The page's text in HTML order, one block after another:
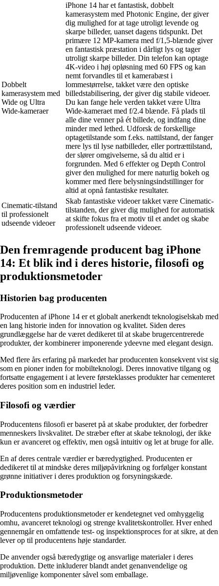
Dobbelt
kamerasystem med
Wide og Ultra
Wide-kameraer
iPhone 14 har et fantastisk, dobbelt
kamerasystem med Photonic Engine, der giver
dig mulighed for at tage utroligt levende og
skarpe billeder, uanset dagens tidspunkt. Det
primære 12 MP-kamera med f/1,5-blænde giver
en fantastisk præstation i dårligt lys og tager
utroligt skarpe billeder. Din telefon kan optage
4K-video i høj opløsning med 60 FPS og kan
nemt forvandles til et kamerabæst i
lommestørrelse, takket være den optiske
billedstabilisering, der giver dig stabile videoer.
Du kan fange hele verden takket være Ultra
Wide-kameraet med f/2.4 blænde. Få plads til
alle dine venner på ét billede, og indfang dine
minder med lethed. Udforsk de forskellige
optagetilstande som f.eks. nattilstand, der fanger
mere lys til lyse natbilleder, eller portrættilstand,
der slører omgivelserne, så du altid er i
forgrunden. Med 6 effekter og Depth Control
giver den mulighed for mere naturlig bokeh og
kommer med flere belysningsindstillinger for
altid at opnå fantastiske resultater.
Cinematic-tilstand
til professionelt
udseende videoer
Skab fantastiske videoer takket være Cinematic-
tilstanden, der giver dig mulighed for automatisk
at skifte fokus fra et motiv til et andet og skabe
professionelt udseende videoer.
Den fremragende producent bag iPhone
14: Et blik ind i deres historie, filosofi og
produktionsmetoder
Historien bag producenten
Producenten af ​​iPhone 14 er et globalt anerkendt teknologiselskab med
en lang historie inden for innovation og kvalitet. Siden deres
grundlæggelse har de været dedikeret til at skabe brugercentrerede
produkter, der kombinerer imponerende ydeevne med elegant design.
Med flere års erfaring på markedet har producenten konsekvent vist sig
som en pioner inden for mobilteknologi. Deres innovative tilgang og
fortsatte engagement i at levere førsteklasses produkter har cementeret
deres position som en industriel leder.
Filosofi og værdier
Producentens filosofi er baseret på at skabe produkter, der forbedrer
menneskers livskvalitet. De stræber efter at skabe teknologi, der ikke
kun er avanceret og effektiv, men også intuitiv og let at bruge for alle.
En af deres centrale værdier er bæredygtighed. Producenten er
dedikeret til at mindske deres miljøpåvirkning og forfølger konstant
grønne initiativer i deres produktion og forsyningskæde.
Produktionsmetoder
Producentens produktionsmetoder er kendetegnet ved omhyggelig
omhu, avanceret teknologi og strenge kvalitetskontroller. Hver enhed
gennemgår en omfattende test- og inspektionsproces for at sikre, at den
lever op til producentens høje standarder.
De anvender også bæredygtige og ansvarlige materialer i deres
produktion. Dette inkluderer blandt andet genanvendelige og
miljøvenlige komponenter såvel som emballage.